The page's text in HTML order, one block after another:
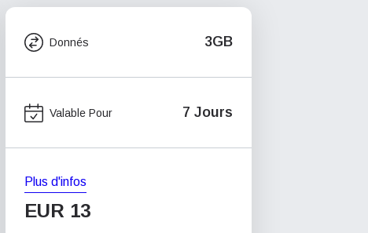
Donnés 3GB
Valable Pour 7 Jours
Plus d'infos
EUR 13